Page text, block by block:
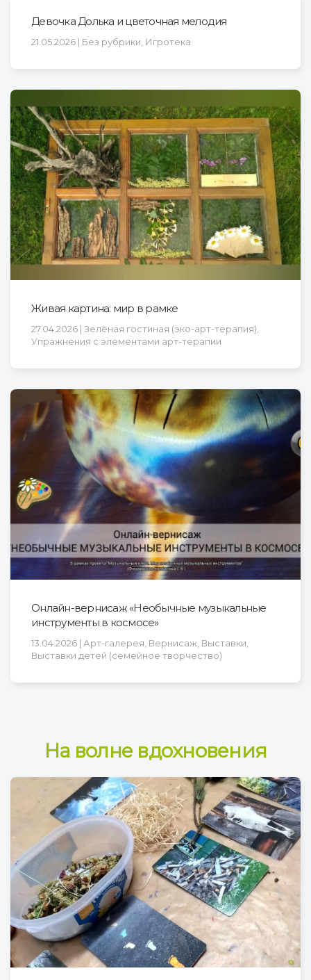
Девочка Долька и цветочная мелодия
21.05.2026 | Без рубрики, Игротека
Живая картина: мир в рамке
27.04.2026 | Зелёная гостиная (эко-арт-терапия),
Упражнения с элементами арт-терапии
Онлайн-вернисаж «Необычные музыкальные
инструменты в космосе»
13.04.2026 | Арт-галерея, Вернисаж, Выставки,
Выставки детей (семейное творчество)
На волне вдохновения